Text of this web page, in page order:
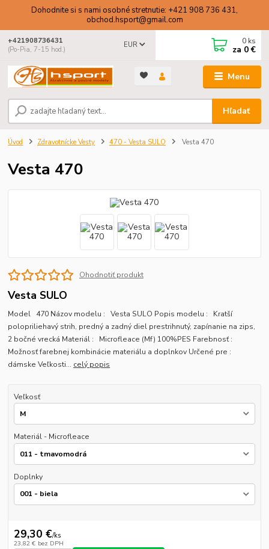
Dohodnite si s nami osobné stretnutie: +421 908 736 431,
obchod.hsport@gmail.com
Menu
EUR
Hľadať
+421908736431
(Po-Pia, 7-15 hod.)
0 ks
za 0 €
Úvod Zdravotnícke Vesty 470 - Vesta SULO Vesta 470
Vesta 470
Ohodnotiť produkt
Vesta SULO
Model 470 Názov modelu : Vesta SULO Popis modelu : Kratší
polopriliehavý strih, predný a zadný diel prestrihnutý, zapínanie na zips,
2 bočné vrecká Materiál : Microfleace (Mf) 100%PES Farebnosť :
Možnosť farebnej kombinácie materiálu a doplnkov Určené pre :
dámske Veľkosti... celý popis
Veľkosť
Materiál - Microfleace
Doplnky
29,30 €/ks
23,82 € bez DPH